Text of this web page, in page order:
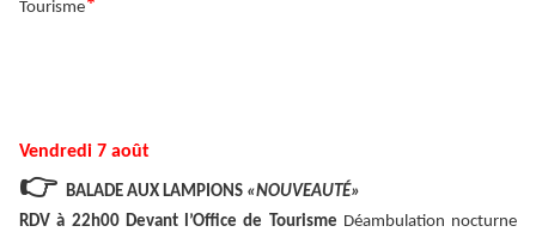
Tourisme*
Vendredi 7 août
👉 BALADE AUX LAMPIONS «NOUVEAUTÉ»
RDV à 22h00 Devant l’Office de Tourisme Déambulation nocturne